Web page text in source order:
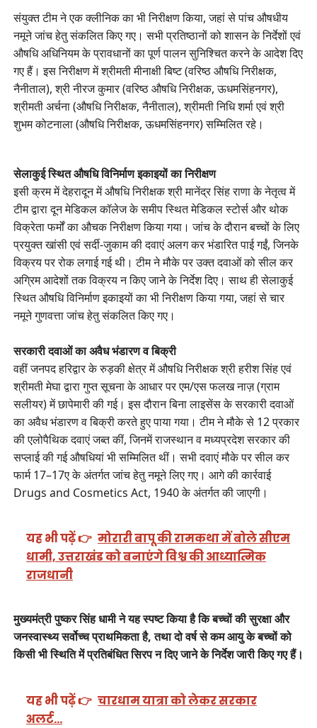
संयुक्त टीम ने एक क्लीनिक का भी निरीक्षण किया, जहां से पांच औषधीय
नमूने जांच हेतु संकलित किए गए। सभी प्रतिष्ठानों को शासन के निर्देशों एवं
औषधि अधिनियम के प्रावधानों का पूर्ण पालन सुनिश्चित करने के आदेश दिए
गए हैं। इस निरीक्षण में श्रीमती मीनाक्षी बिष्ट (वरिष्ठ औषधि निरीक्षक,
नैनीताल), श्री नीरज कुमार (वरिष्ठ औषधि निरीक्षक, ऊधमसिंहनगर),
श्रीमती अर्चना (औषधि निरीक्षक, नैनीताल), श्रीमती निधि शर्मा एवं श्री
शुभम कोटनाला (औषधि निरीक्षक, ऊधमसिंहनगर) सम्मिलित रहे।
सेलाकुई स्थित औषधि विनिर्माण इकाइयों का निरीक्षण
इसी क्रम में देहरादून में औषधि निरीक्षक श्री मानेंद्र सिंह राणा के नेतृत्व में
टीम द्वारा दून मेडिकल कॉलेज के समीप स्थित मेडिकल स्टोर्स और थोक
विक्रेता फर्मों का औचक निरीक्षण किया गया। जांच के दौरान बच्चों के लिए
प्रयुक्त खांसी एवं सर्दी-जुकाम की दवाएं अलग कर भंडारित पाई गईं, जिनके
विक्रय पर रोक लगाई गई थी। टीम ने मौके पर उक्त दवाओं को सील कर
अग्रिम आदेशों तक विक्रय न किए जाने के निर्देश दिए। साथ ही सेलाकुई
स्थित औषधि विनिर्माण इकाइयों का भी निरीक्षण किया गया, जहां से चार
नमूने गुणवत्ता जांच हेतु संकलित किए गए।
सरकारी दवाओं का अवैध भंडारण व बिक्री
वहीं जनपद हरिद्वार के रुड़की क्षेत्र में औषधि निरीक्षक श्री हरीश सिंह एवं
श्रीमती मेघा द्वारा गुप्त सूचना के आधार पर एम/एस फलख नाज़ (ग्राम
सलीयर) में छापेमारी की गई। इस दौरान बिना लाइसेंस के सरकारी दवाओं
का अवैध भंडारण व बिक्री करते हुए पाया गया। टीम ने मौके से 12 प्रकार
की एलोपैथिक दवाएं जब्त कीं, जिनमें राजस्थान व मध्यप्रदेश सरकार की
सप्लाई की गई औषधियां भी सम्मिलित थीं। सभी दवाएं मौके पर सील कर
फार्म 17–17ए के अंतर्गत जांच हेतु नमूने लिए गए। आगे की कार्रवाई
Drugs and Cosmetics Act, 1940 के अंतर्गत की जाएगी।
यह भी पढ़ें 👉 मोरारी बापू की रामकथा में बोले सीएम
धामी, उत्तराखंड को बनाएंगे विश्व की आध्यात्मिक
राजधानी
मुख्यमंत्री पुष्कर सिंह धामी ने यह स्पष्ट किया है कि बच्चों की सुरक्षा और
जनस्वास्थ्य सर्वोच्च प्राथमिकता है, तथा दो वर्ष से कम आयु के बच्चों को
किसी भी स्थिति में प्रतिबंधित सिरप न दिए जाने के निर्देश जारी किए गए हैं।
यह भी पढ़ें 👉 चारधाम यात्रा को लेकर सरकार
अलर्ट…